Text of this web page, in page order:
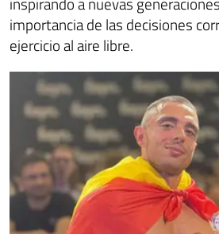
importancia de las decisiones
ejercicio al aire libre.